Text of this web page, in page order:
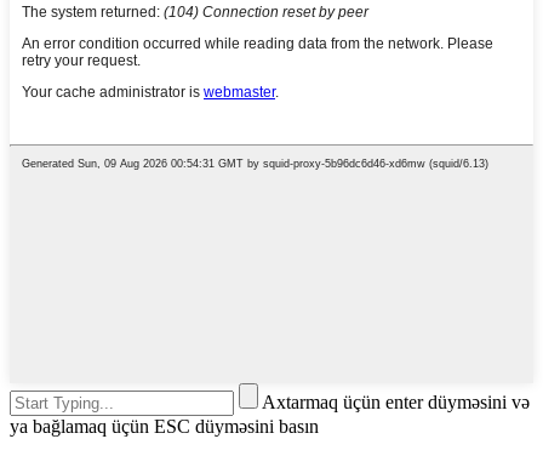
Axtarmaq üçün enter düyməsini və
ya bağlamaq üçün ESC düyməsini basın